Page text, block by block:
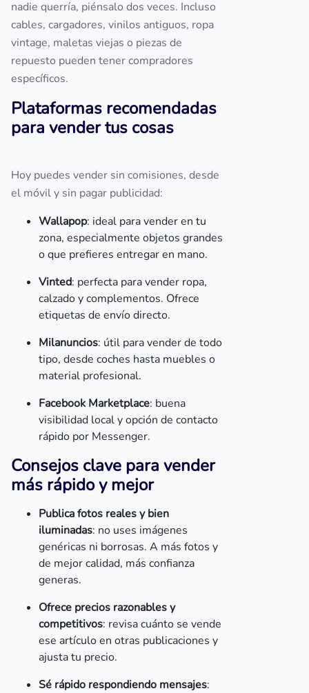
nadie querría, piénsalo dos veces. Incluso
cables, cargadores, vinilos antiguos, ropa
vintage, maletas viejas o piezas de
repuesto pueden tener compradores
específicos.
Plataformas recomendadas
para vender tus cosas
Hoy puedes vender sin comisiones, desde
el móvil y sin pagar publicidad:
Wallapop: ideal para vender en tu
zona, especialmente objetos grandes
o que prefieres entregar en mano.
Vinted: perfecta para vender ropa,
calzado y complementos. Ofrece
etiquetas de envío directo.
Milanuncios: útil para vender de todo
tipo, desde coches hasta muebles o
material profesional.
Facebook Marketplace: buena
visibilidad local y opción de contacto
rápido por Messenger.
Consejos clave para vender
más rápido y mejor
Publica fotos reales y bien
iluminadas: no uses imágenes
genéricas ni borrosas. A más fotos y
de mejor calidad, más confianza
generas.
Ofrece precios razonables y
competitivos: revisa cuánto se vende
ese artículo en otras publicaciones y
ajusta tu precio.
Sé rápido respondiendo mensajes: